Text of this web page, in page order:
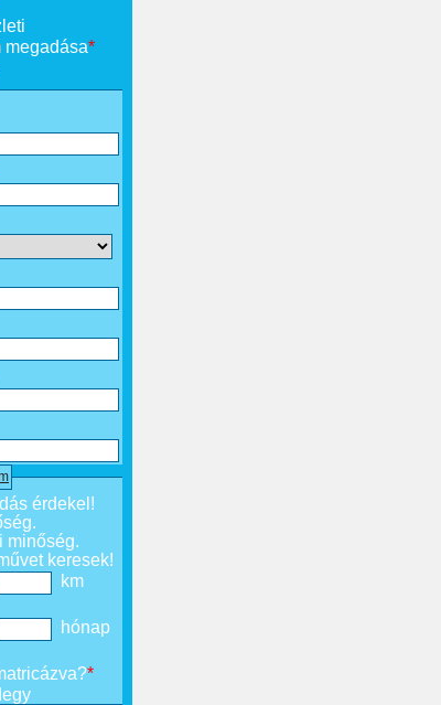
megadása*
érdekel!
minőség.
keresek!
km
hónap
*